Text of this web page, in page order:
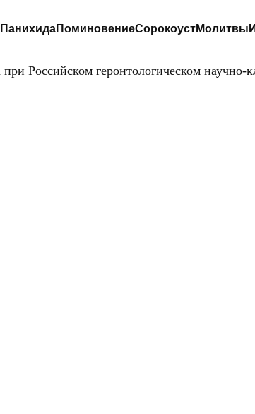
ПанихидаПоминовениеСорокоустМолитвы
Российском геронтологическом научно-